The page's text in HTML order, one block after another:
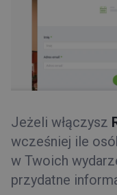
Jeżeli włączysz
wcześniej ile
w Twoich
przydatne